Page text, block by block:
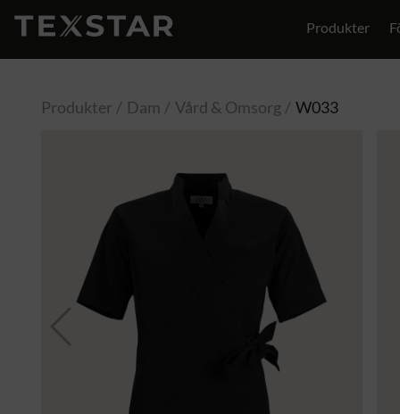
Produkter
Produkter Dam Vård & Omsorg W033